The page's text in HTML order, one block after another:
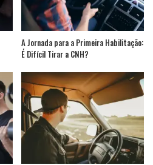
A Jornada para a Primeira Habilitação:
É Difícil Tirar a CNH?